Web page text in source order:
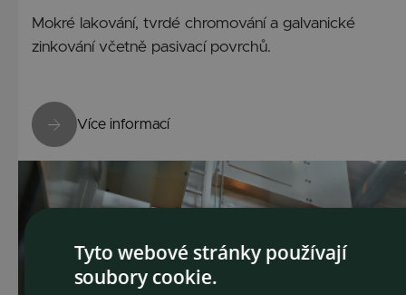
Mokré lakování, tvrdé chromování a galvanické
zinkování včetně pasivací povrchů.
Více informací
Tyto webové stránky používají
soubory cookie.